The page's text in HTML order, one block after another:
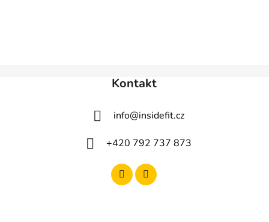
Kontakt
info@insidefit.cz
+420 792 737 873